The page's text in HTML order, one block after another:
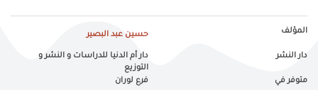
المؤلف حسين عبد البصير
دار النشر
دار أم الدنيا للدراسات و النشر و
التوزيع
متوفر في
فرع لوران